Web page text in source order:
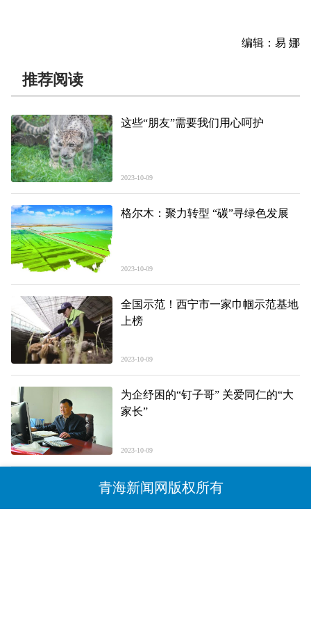
编辑：易 娜
推荐阅读
这些“朋友”需要我们用心呵护
2023-10-09
格尔木：聚力转型 “碳”寻绿色发展
2023-10-09
全国示范！西宁市一家巾帼示范基地
上榜
2023-10-09
为企纾困的“钉子哥” 关爱同仁的“大
家长”
2023-10-09
青海新闻网版权所有